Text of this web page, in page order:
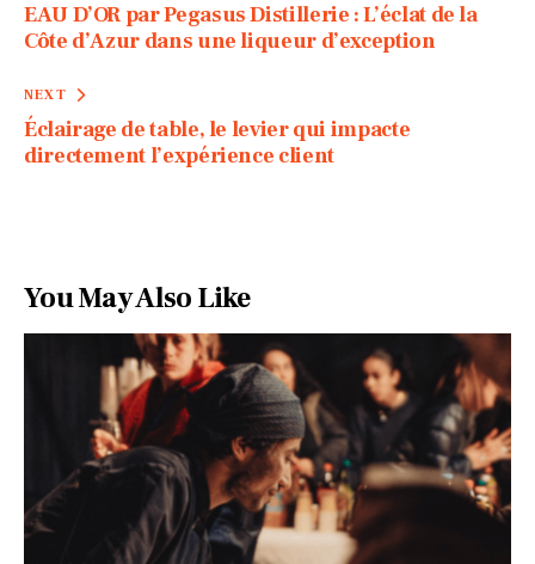
EAU D’OR par Pegasus Distillerie : L’éclat de la
Côte d’Azur dans une liqueur d’exception
NEXT
Éclairage de table, le levier qui impacte
directement l’expérience client
You May Also Like